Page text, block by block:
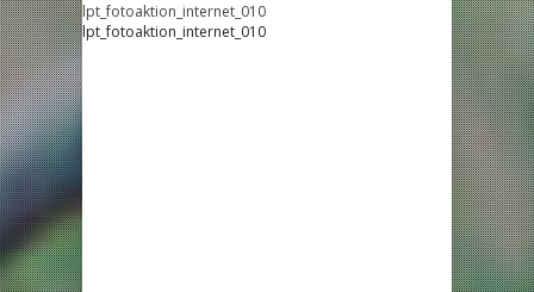
lpt_fotoaktion_internet_010
lpt_fotoaktion_internet_010